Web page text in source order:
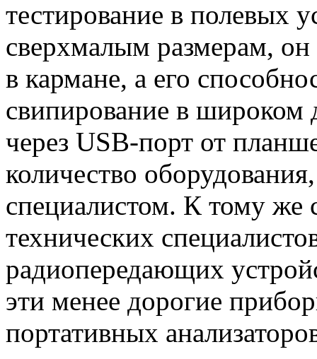
тестирование в полевых
сверхмалым размерам,
в кармане, а его
свипирование в широком
через USB-порт от
количество
специалистом. К тому же
технических
радиопередающих
эти менее дорогие
портативных